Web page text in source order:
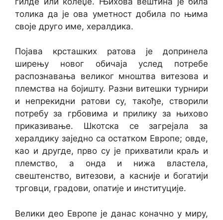
толика да је ова уметност добила по њима
своје друго име, хералдика.
Појава крсташких ратова је допринела
ширењу новог обичаја услед потребе
распознавања великог мноштва витезова и
племства на бојишту. Разни витешки турнири
и непрекидни ратови су, такође, створили
потребу за грбовима и прилику за њихово
приказивање. Шкотска се загрејала за
хералдику заједно са остатком Европе; овде,
као и другде, прво су је прихватили краљ и
племство, а онда и нижа властела,
свештенство, витезови, а касније и богатији
трговци, градови, опатије и институције.
Велики део Европе је данас коначно у миру,